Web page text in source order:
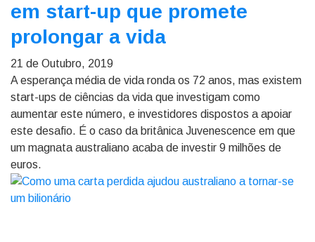
em start-up que promete
prolongar a vida
21 de Outubro, 2019
A esperança média de vida ronda os 72 anos, mas existem
start-ups de ciências da vida que investigam como
aumentar este número, e investidores dispostos a apoiar
este desafio. É o caso da britânica Juvenescence em que
um magnata australiano acaba de investir 9 milhões de
euros.